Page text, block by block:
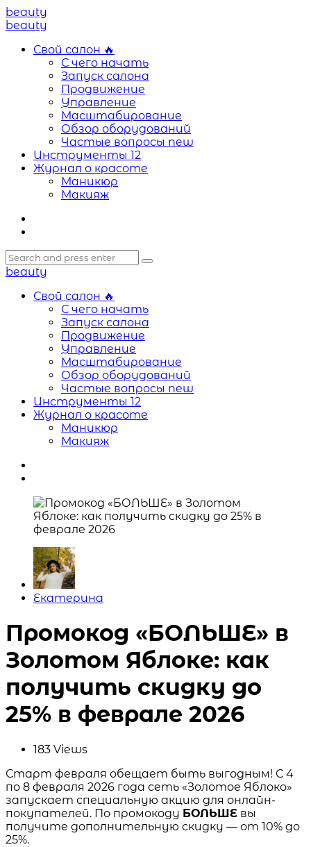
Menu
beauty
Search
Menu
beauty
Свой салон 🔥
С чего начать
Запуск салона
Продвижение
Управление
Масштабирование
Обзор оборудований
Частые вопросы new
Инструменты 12
Журнал о красоте
Маникюр
Макияж
Search
Search
for:
Search
beauty
Свой салон 🔥
С чего начать
Запуск салона
Продвижение
Управление
Масштабирование
Обзор оборудований
Частые вопросы new
Инструменты 12
Журнал о красоте
Маникюр
Макияж
Posted
Екатерина
Промокод «БОЛЬШЕ» в
Золотом Яблоке: как
получить скидку до
25% в феврале 2026
183 Views
Старт февраля обещает быть выгодным! С 4
по 8 февраля 2026 года сеть «Золотое Яблоко»
запускает специальную акцию для онлайн-
покупателей. По промокоду БОЛЬШЕ вы
получите дополнительную скидку — от 10% до
25%.